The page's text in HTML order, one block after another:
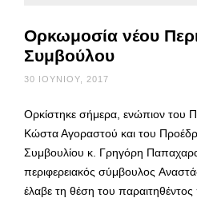
Ορκωμοσία νέου
Συμβούλου
30 ΙΟΥΝΊΟΥ, 2017
Ορκίστηκε σήμερα, ενώπιον του
Κώστα Αγοραστού και του
Συμβουλίου κ. Γρηγόρη
περιφερειακός σύμβουλος
έλαβε τη θέση του